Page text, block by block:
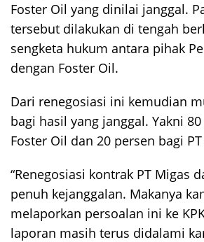
Foster Oil yang dinilai janggal.
tersebut dilakukan di tengah
sengketa hukum antara pihak
dengan Foster Oil.
Dari renegosiasi ini kemudian
bagi hasil yang janggal. Yakni
Foster Oil dan 20 persen bagi
“Renegosiasi kontrak PT Migas
penuh kejanggalan. Makanya
melaporkan persoalan ini ke
laporan masih terus didalami